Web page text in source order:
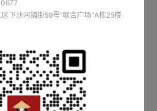
区下沙河铺街59号“联合广场”A栋25楼